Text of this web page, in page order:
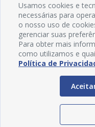
Usamos cookies e
necessárias para
o nosso uso de
gerenciar suas
Para obter mais
como utilizamos e
Política de